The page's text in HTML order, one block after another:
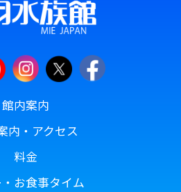
館内案内
内・アクセス
料金
お食事タイム